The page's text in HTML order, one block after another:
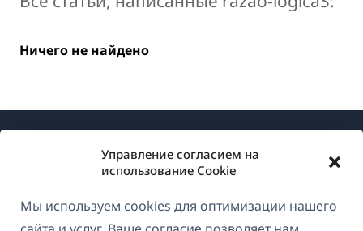
Управление согласием на
использование Cookie
Мы используем cookies для оптимизации нашего
Ничего не найдено
О WPML